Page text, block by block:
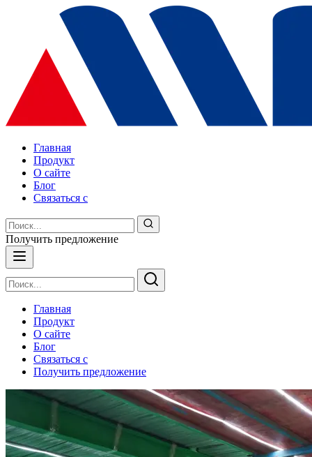
Главная
Продукт
О сайте
Блог
Связаться с
Получить предложение
Главная
Продукт
О сайте
Блог
Связаться с
Получить предложение